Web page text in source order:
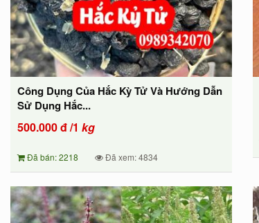
Công Dụng Của Hắc Kỳ Tử Và Hướng Dẫn
Sử Dụng Hắc...
500.000đ/1 kg
Đã bán: 2218 Đã xem: 4834